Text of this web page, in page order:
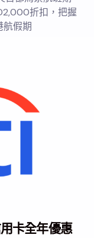
折扣，把握
航假期
卡全年優惠